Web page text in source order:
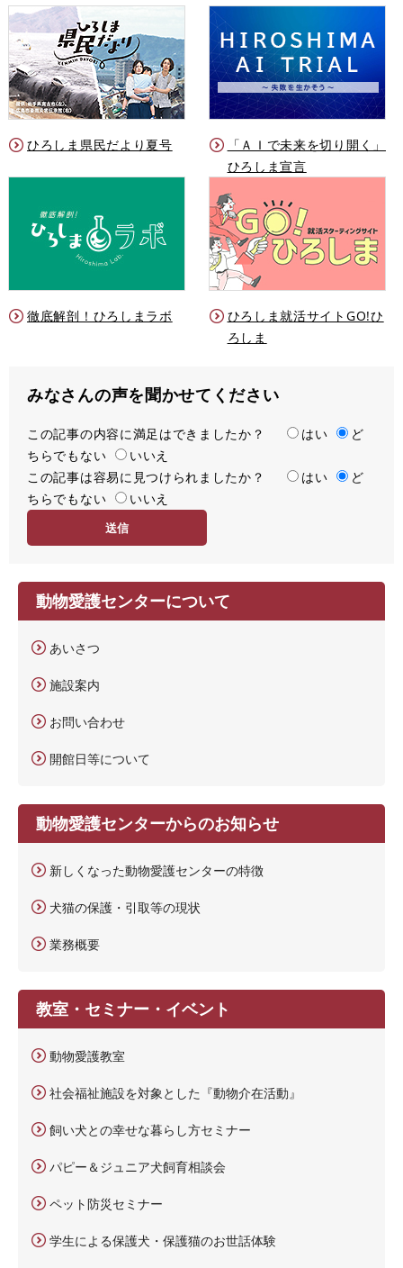
ひろしま県民だより夏号
「ＡＩで未来を切り開く」
ひろしま宣言
徹底解剖！ひろしまラボ
ひろしま就活サイトGO!ひ
ろしま
みなさんの声を聞かせてください
満
足
度
この記事の内容に満足はできましたか？ はい
ど
ちらでもない
いいえ
容
易
この記事は容易に見つけられましたか？ はい
ど
ちらでもない
いいえ
動物愛護センターについて
あいさつ
施設案内
お問い合わせ
開館日等について
動物愛護センターからのお知らせ
新しくなった動物愛護センターの特徴
犬猫の保護・引取等の現状
業務概要
教室・セミナー・イベント
動物愛護教室
社会福祉施設を対象とした『動物介在活動』
飼い犬との幸せな暮らし方セミナー
パピー＆ジュニア犬飼育相談会
ペット防災セミナー
学生による保護犬・保護猫のお世話体験